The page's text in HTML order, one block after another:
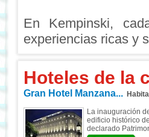
En Kempinski,
experiencias ricas y
Hoteles de la
Gran Hotel Manzana...
La inauguración
edificio histórico
declarado